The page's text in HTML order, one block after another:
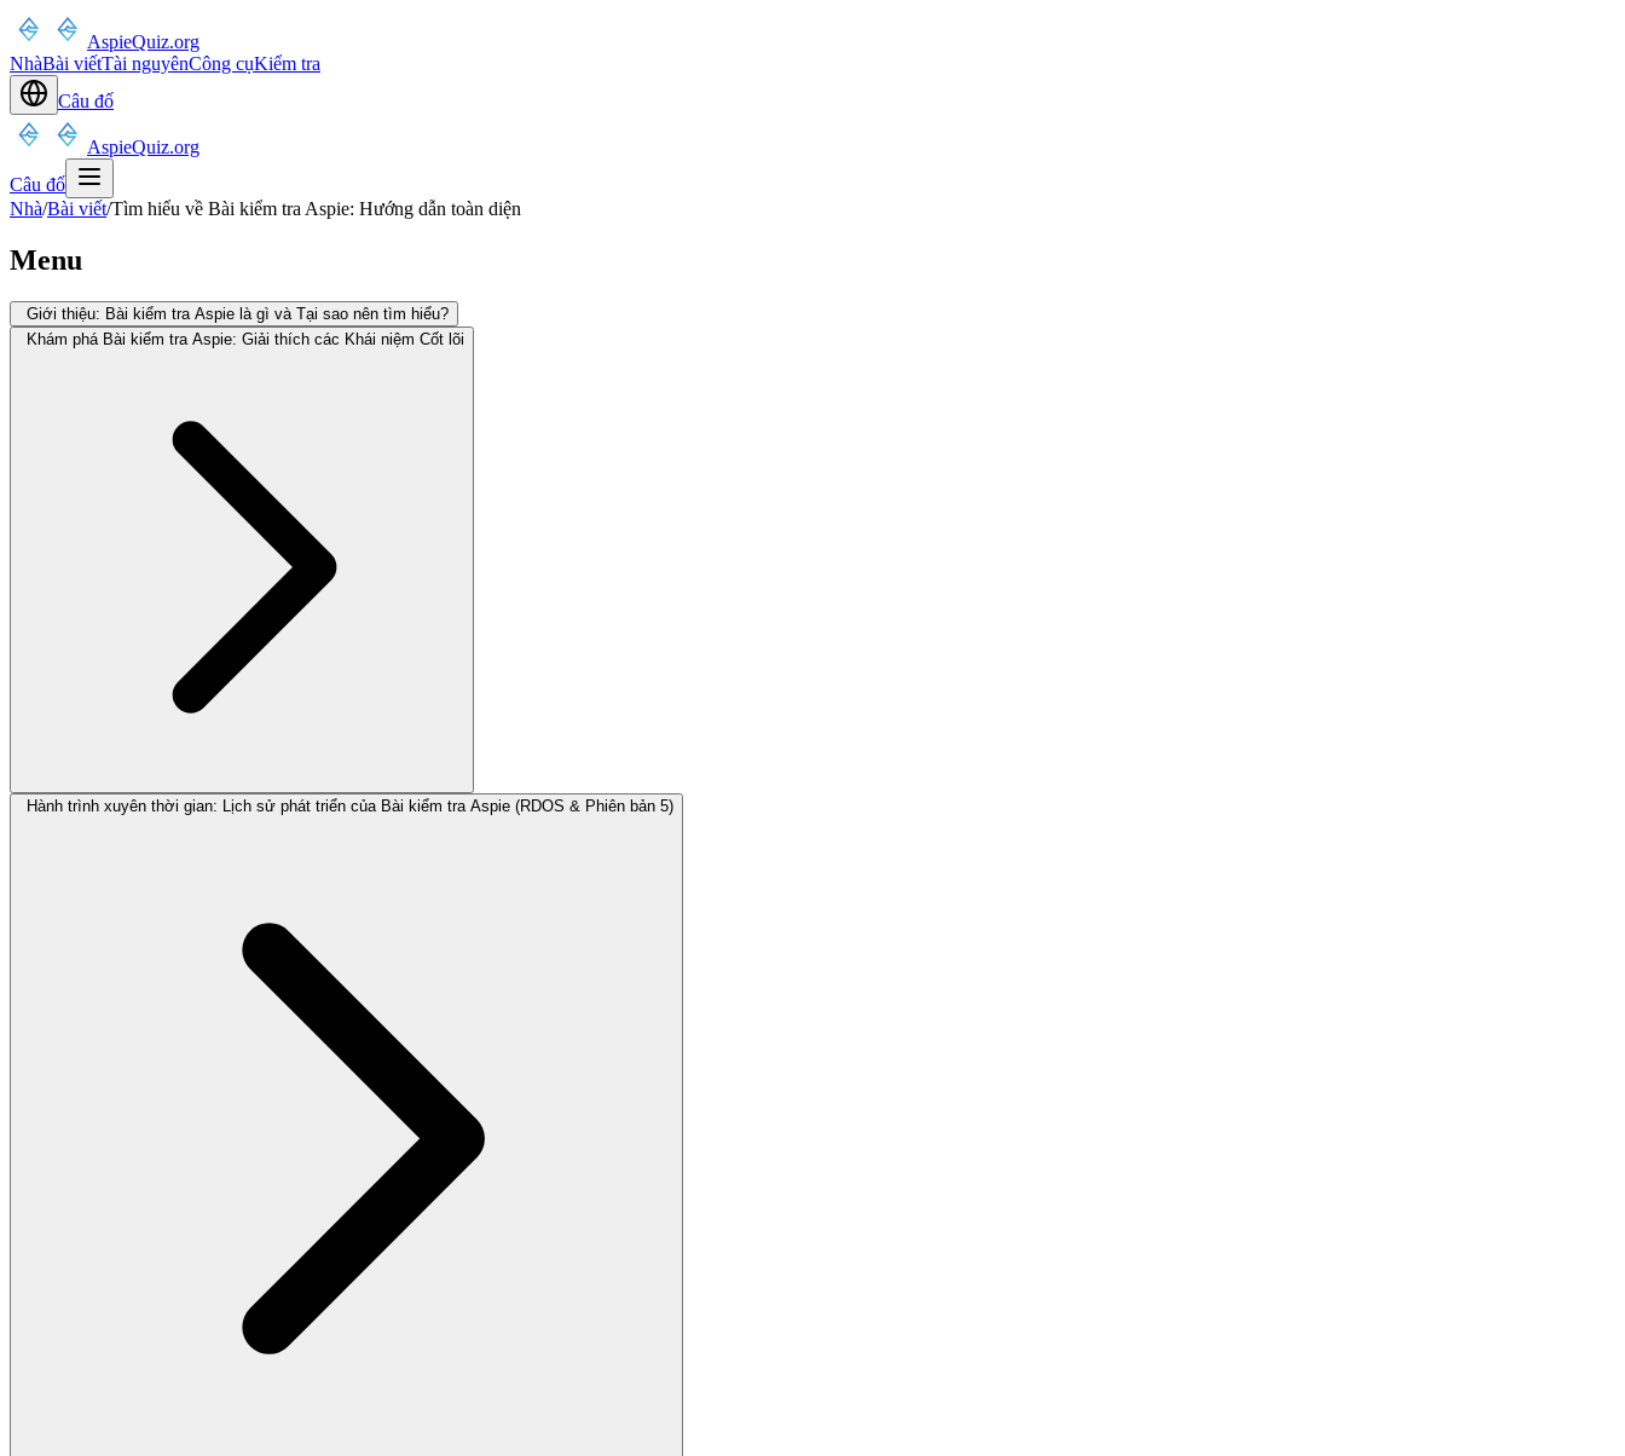
AspieQuiz.org
NhàBài viếtTài nguyênCông cụKiểm tra
Câu đố
AspieQuiz.org
Câu đố
Nhà/Bài viết/Tìm hiểu về Bài kiểm tra Aspie: Hướng dẫn toàn diện
Menu
Giới thiệu: Bài kiểm tra Aspie là gì và Tại sao nên tìm hiểu?
Khám phá Bài kiểm tra Aspie: Giải thích các Khái niệm Cốt lõi
Hành trình xuyên thời gian: Lịch sử phát triển của Bài kiểm tra Aspie (RDOS & Phiên bản 5)